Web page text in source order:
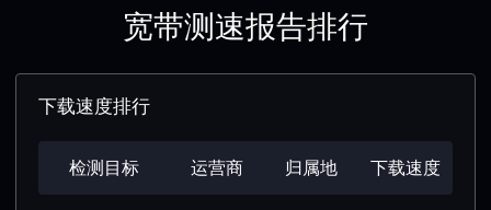
宽带测速报告排行
下载速度排行
检测目标 运营商 归属地 下载速度